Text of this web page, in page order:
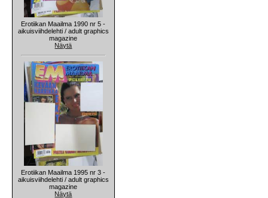
Erotiikan Maailma 1990 nr 5 -
aikuisviihdelehti / adult graphics
magazine
Näytä
Erotiikan Maailma 1995 nr 3 -
aikuisviihdelehti / adult graphics
magazine
Näytä